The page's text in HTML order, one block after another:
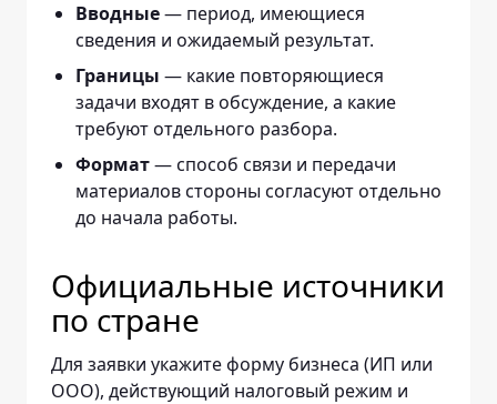
Вводные— период, имеющиеся
сведения и ожидаемый результат.
Границы — какие повторяющиеся
задачи входят в обсуждение, а какие
требуют отдельного разбора.
Формат— способ связи и передачи
материалов стороны согласуют отдельно
до начала работы.
Официальные источники
по стране
Для заявки укажите форму бизнеса (ИП или
ООО), действующий налоговый режим и